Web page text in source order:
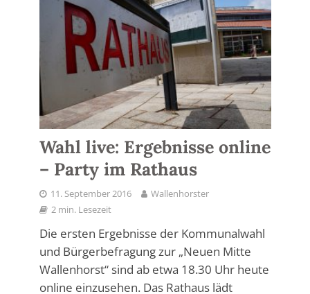
Wahl live: Ergebnisse online
– Party im Rathaus
11. September 2016
Wallenhorster
2 min. Lesezeit
Die ersten Ergebnisse der Kommunalwahl
und Bürgerbefragung zur „Neuen Mitte
Wallenhorst“ sind ab etwa 18.30 Uhr heute
online einzusehen. Das Rathaus lädt